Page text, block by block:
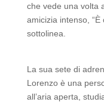
che vede una volta
amicizia intenso,
sottolinea.
La sua sete di
Lorenzo è una
all’aria aperta,